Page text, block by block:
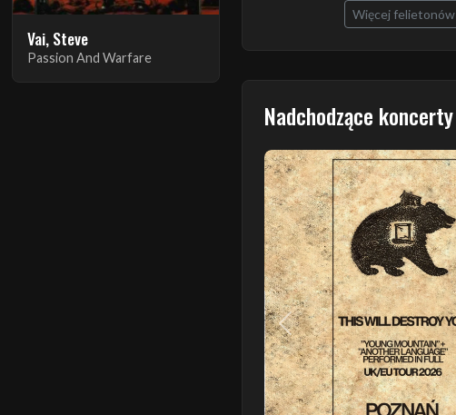
Vai, Steve
Passion And Warfare
Więcej felietonów
Nadchodzące koncerty
Poprzedni